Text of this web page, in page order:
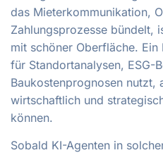
das Mieterkommunikation,
Zahlungsprozesse bündelt,
mit schöner Oberfläche.
für Standortanalysen, ESG-
Baukostenprognosen nutzt,
wirtschaftlich und
können.
Sobald KI-Agenten in